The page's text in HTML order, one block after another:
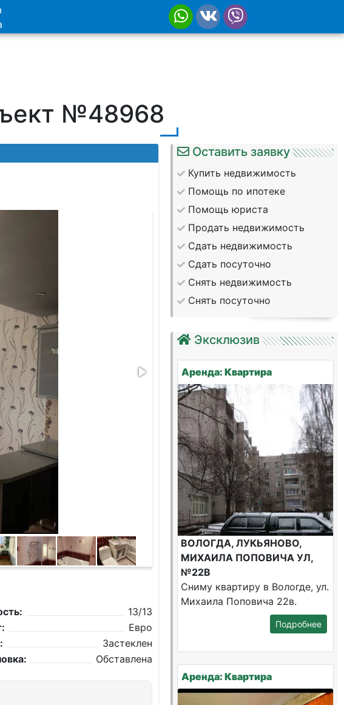
№48968
13/13
Евро
Застеклен
Обставлена
Оставить заявку
Купить недвижимость
Помощь по ипотеке
Помощь юриста
Продать недвижимость
Сдать недвижимость
Сдать посуточно
Снять недвижимость
Снять посуточно
Эксклюзив
Аренда: Квартира
ВОЛОГДА, ЛУКЬЯНОВО,
МИХАИЛА ПОПОВИЧА УЛ,
№22В
Сниму квартиру в Вологде, ул.
Михаила Поповича 22в.
Подробнее
Аренда: Квартира